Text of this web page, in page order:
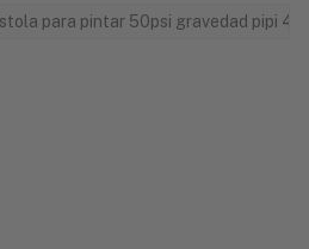
para pintar 50psi gravedad pipi